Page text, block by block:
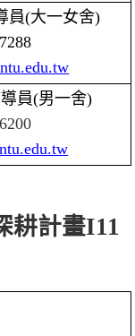
員(大一女舍)
員(男一舍)
耕計畫I11